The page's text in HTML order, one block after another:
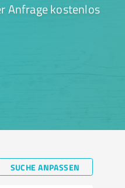
Anfrage kostenlos
SUCHE ANPASSEN